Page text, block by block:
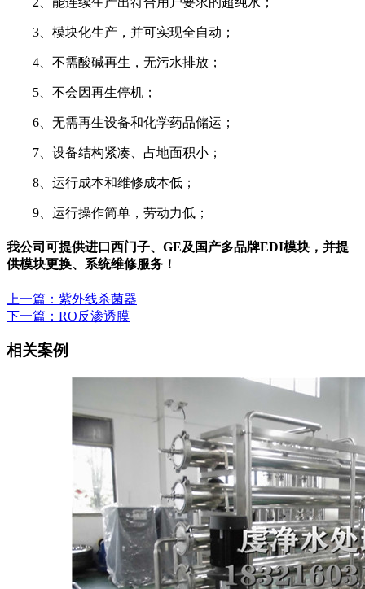
3、模块化生产，并可实现全自动；
4、不需酸碱再生，无污水排放；
5、不会因再生停机；
6、无需再生设备和化学药品储运；
7、设备结构紧凑、占地面积小；
8、运行成本和维修成本低；
9、运行操作简单，劳动力低；
我公司可提供进口西门子、GE及国产多品牌EDI模块，并提
供模块更换、系统维修服务！
上一篇：紫外线杀菌器
下一篇：RO反渗透膜
相关案例